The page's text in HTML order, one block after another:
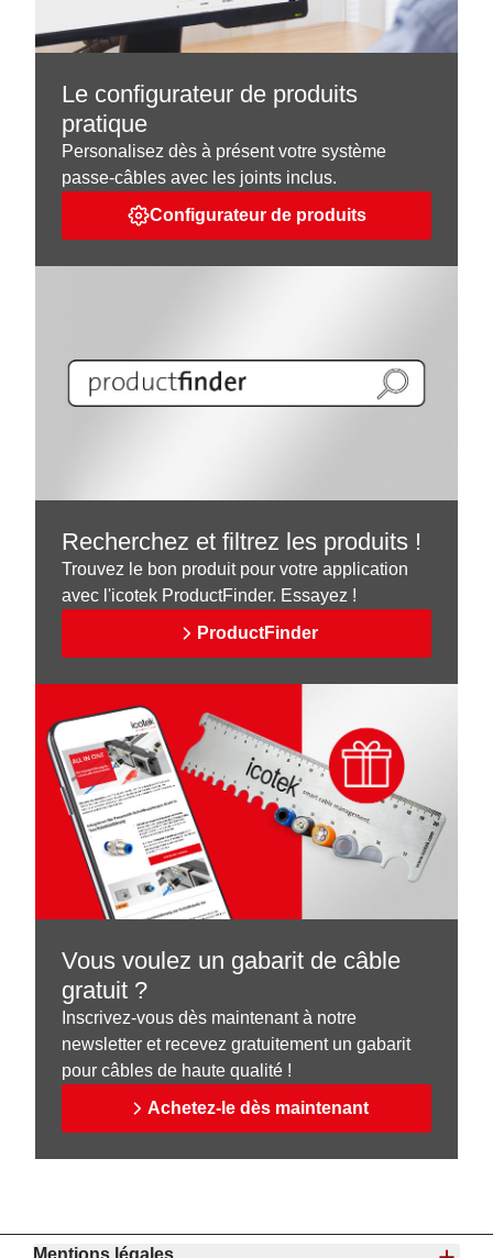
Le configurateur de produits
pratique
Personalisez dès à présent votre système
passe-câbles avec les joints inclus.
Configurateur de produits
Recherchez et filtrez les produits !
Trouvez le bon produit pour votre application
avec l'icotek ProductFinder. Essayez !
ProductFinder
Vous voulez un gabarit de câble
gratuit ?
Inscrivez-vous dès maintenant à notre
newsletter et recevez gratuitement un gabarit
pour câbles de haute qualité !
Achetez-le dès maintenant
Mentions légales